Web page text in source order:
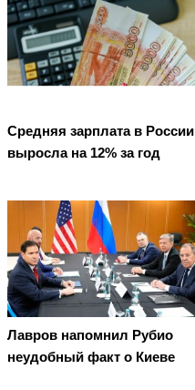
Средняя зарплата в России
выросла на 12% за год
Лавров напомнил Рубио
неудобный факт о Киеве